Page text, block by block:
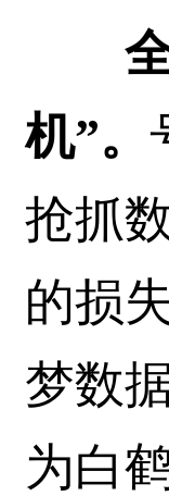
全
机”。
抢抓
的损
梦数
为白